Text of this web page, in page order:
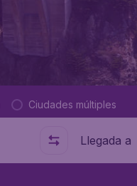
Ciudades múltiples
A dónde